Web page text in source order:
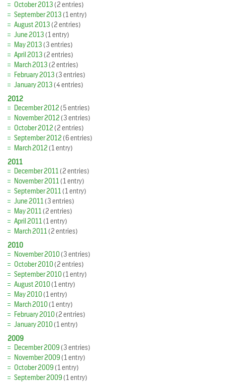
October 2013(2 entries)
September 2013(1 entry)
August 2013(2 entries)
June 2013(1 entry)
May 2013(3 entries)
April 2013(2 entries)
March 2013(2 entries)
February 2013(3 entries)
January 2013(4 entries)
2012
December 2012(5 entries)
November 2012(3 entries)
October 2012(2 entries)
September 2012(6 entries)
March 2012(1 entry)
2011
December 2011(2 entries)
November 2011(1 entry)
September 2011(1 entry)
June 2011(3 entries)
May 2011(2 entries)
April 2011(1 entry)
March 2011(2 entries)
2010
November 2010(3 entries)
October 2010(2 entries)
September 2010(1 entry)
August 2010(1 entry)
May 2010(1 entry)
March 2010(1 entry)
February 2010(2 entries)
January 2010(1 entry)
2009
December 2009(3 entries)
November 2009(1 entry)
October 2009(1 entry)
September 2009(1 entry)